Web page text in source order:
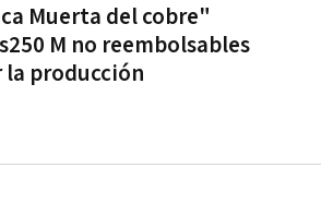
Muerta del cobre"
M no reembolsables
producción